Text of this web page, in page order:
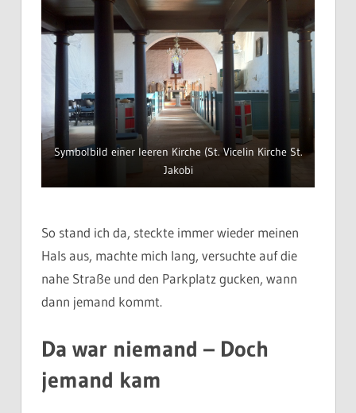
Symbolbild einer leeren Kirche (St. Vicelin Kirche St.
Jakobi
So stand ich da, steckte immer wieder meinen
Hals aus, machte mich lang, versuchte auf die
nahe Straße und den Parkplatz gucken, wann
dann jemand kommt.
Da war niemand – Doch
jemand kam